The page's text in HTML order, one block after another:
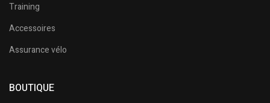
Training
Accessoires
Assurance vélo
BOUTIQUE